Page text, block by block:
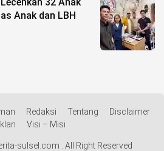
Anak dan LBH
Redaksi Tentang
Disclaimer
Visi – Misi
sulsel.com . All Right Reserved